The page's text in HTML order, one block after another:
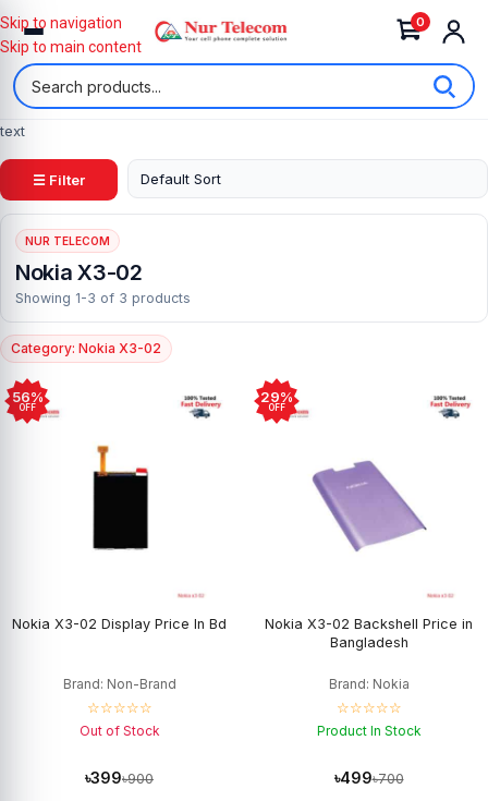
0
Skip to navigation
Skip to main content
text
☰ Filter
NUR TELECOM
Nokia X3-02
Showing 1-3 of 3 products
Category: Nokia X3-02
56%
OFF
Nokia X3-02 Display Price In Bd
Brand: Non-Brand
☆☆☆☆☆
Out of Stock
৳399৳900
29%
OFF
Nokia X3-02 Backshell Price in
Bangladesh
Brand: Nokia
☆☆☆☆☆
Product In Stock
৳499৳700